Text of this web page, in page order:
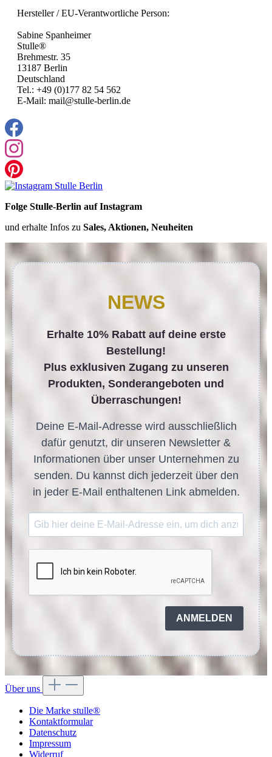
Hersteller / EU-Verantwortliche Person:
Sabine Spanheimer
Stulle®
Brehmestr. 35
13187 Berlin
Deutschland
Tel.: +49 (0)177 82 54 562
E-Mail: mail@stulle-berlin.de
Folge Stulle-Berlin auf Instagram
und erhalte Infos zu Sales, Aktionen, Neuheiten
NEWS
Erhalte 10% Rabatt auf deine erste
Bestellung!
Plus exklusiven Zugang zu unseren
Produkten, Sonderangeboten und
Überraschungen!
Deine E-Mail-Adresse wird ausschließlich
dafür genutzt, dir unseren Newsletter &
Informationen über unser Unternehmen zu
senden. Du kannst dich jederzeit über den
in jeder E-Mail enthaltenen Link abmelden.
ANMELDEN
Über uns
Die Marke stulle®
Kontaktformular
Datenschutz
Impressum
Widerruf